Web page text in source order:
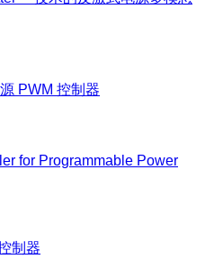
PWM 控制器
for Programmable Power
制器